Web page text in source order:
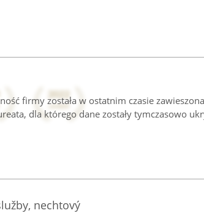
firmy została w ostatnim czasie
dla którego dane zostały tymczasowo
nechtový